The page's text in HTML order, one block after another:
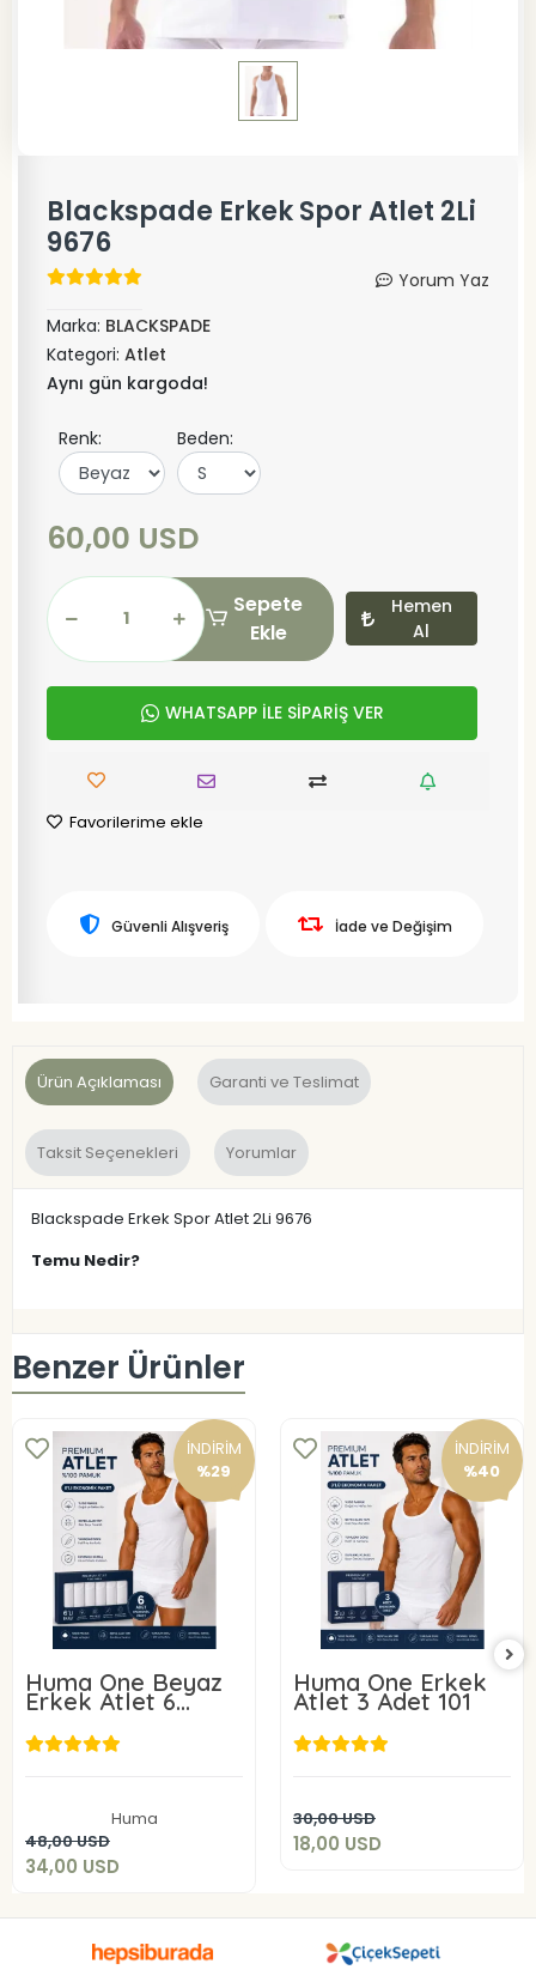
Blackspade Erkek Spor Atlet 2Li
9676
Yorum Yaz
Marka: BLACKSPADE
Kategori: Atlet
Aynı gün kargoda!
Renk: Beden:
60,00 USD
Sepete
Ekle
Hemen
Al
WHATSAPP İLE SİPARİŞ VER
Favorilerime ekle
Güvenli Alışveriş İade ve Değişim
Ürün Açıklaması Garanti ve Teslimat
Taksit Seçenekleri Yorumlar
Blackspade Erkek Spor Atlet 2Li 9676
Temu Nedir?
Benzer Ürünler
İNDİRİM
%29
Huma One Beyaz
Erkek Atlet 6
ADET 101-
Huma
48,00 USD
34,00 USD
Sepete Ekle
İNDİRİM
%40
Huma One Erkek
Atlet 3 Adet 101
30,00 USD
18,00 USD
18,00 USD